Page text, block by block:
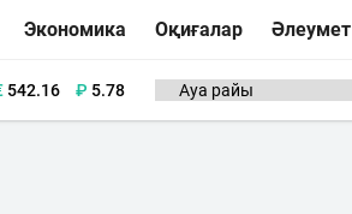
Экономика Оқиғалар Әлеумет
542.16 ₽ 5.78